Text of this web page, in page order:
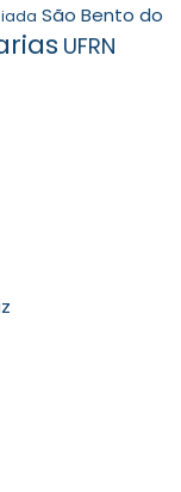
São Bento do
UFRN